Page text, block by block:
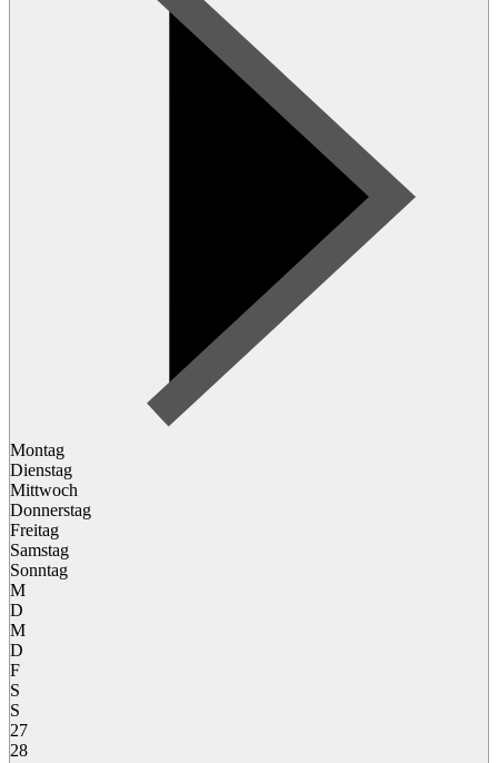
Montag
Dienstag
Mittwoch
Donnerstag
Freitag
Samstag
Sonntag
M
D
M
D
F
S
S
27
28